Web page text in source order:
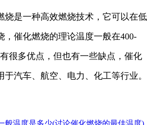
烧是一种高效燃烧技术，它可以在低
，催化燃烧的理论温度一般在400-
很多优点，但也有一些缺点，催化
于汽车、航空、电力、化工等行业。
般温度是多少(讨论催化燃烧的最佳温度)